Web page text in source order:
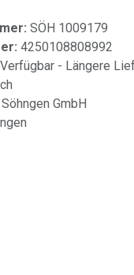
SÖH 1009179
4250108808992
Verfügbar - Längere
Söhngen GmbH